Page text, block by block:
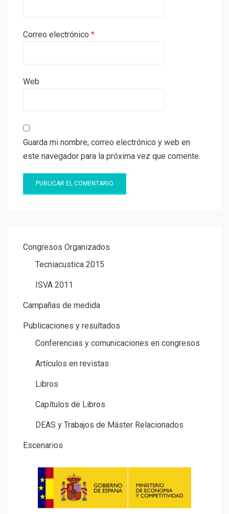
Correo electrónico *
Web
Guarda mi nombre, correo electrónico y web en
este navegador para la próxima vez que comente.
Congresos Organizados
Tecniacustica 2015
ISVA 2011
Campañas de medida
Publicaciones y resultados
Conferencias y comunicaciones en congresos
Artículos en revistas
Libros
Capítulos de Libros
DEAS y Trabajos de Máster Relacionados
Escenarios